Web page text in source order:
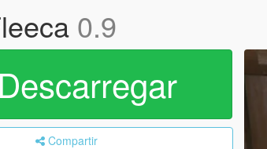
0.9
Descarregar
Compartir